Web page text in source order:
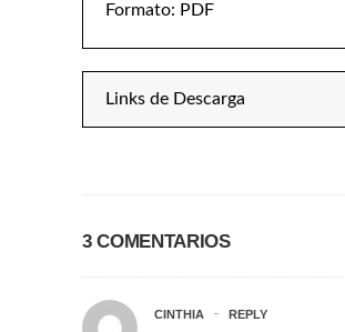
Formato: PDF
Links de Descarga
3 COMENTARIOS
CINTHIA - REPLY